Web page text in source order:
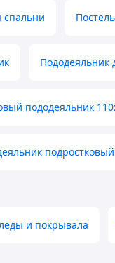
спальни Постель
Пододеяльник
пододеяльник
подростковый
и покрывала